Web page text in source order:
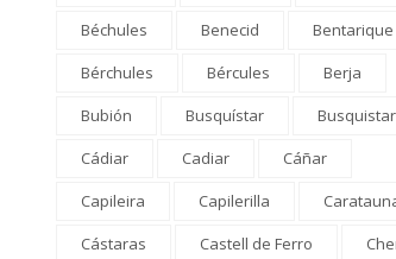
Béchules
Benecid
Bentarique
Bérchules
Bércules
Berja
Bubión
Busquístar
Busquistar
Cádiar
Cadiar
Cáñar
Capileira
Capilerilla
Cástaras
Castell de Ferro